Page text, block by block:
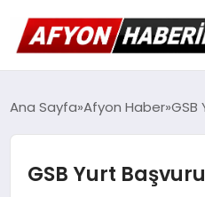
AFYON HABER
GÜNDEM
Ana Sayfa Afyon Haber GSB
GSB Yurt